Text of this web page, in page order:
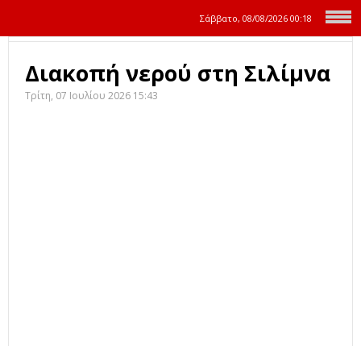
Σάββατο, 08/08/2026 00:18
Διακοπή νερού στη Σιλίμνα
Τρίτη, 07 Ιουλίου 2026 15:43